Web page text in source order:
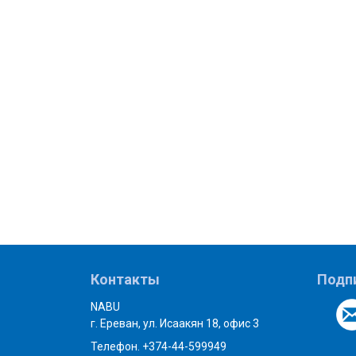
Контакты
NABU
г. Ереван, ул. Исаакян 18, офис 3
Телефон. +374-44-599949